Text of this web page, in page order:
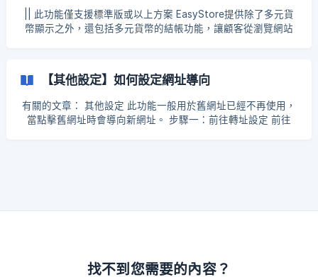
(https://storage.crisp.chat/users/helpdesk/website/ba7be6
c55fce5000/35fda8fe-876f-4aa3-914b-5
|| 此功能僅支援標準版或以上方案 EasyStore提供除了多元貨
幣顯示之外，還包括多元貨幣的結帳功能，讓顧客從瀏覽網站
單位 設定「匯率」和「貨幣顯示設定」 商品的價格會因為所選
擇的匯率而有所變動，例如： 預設貨幣是新台幣，某商品是新
台幣 50 元，而
【其他設定】如何設定網址導向
有關的文章： 其他設定 此功能一般用於舊網址已經不再使用，
當點擊舊網址時會導向新網址。 步驟一：前往轉址設定 前往
找不到您需要的內容？